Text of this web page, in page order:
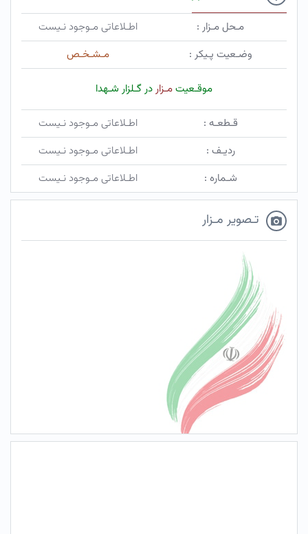
مـحل مـزار :
اطـلاعاتی مـوجود نـیست
وضـعیت پـیکر :
مـشـخـص
موقـعیتمـزاردر گـلزار شـهدا
قـطعـه :
اطـلاعاتی مـوجود نـیست
ردیـف :
اطـلاعاتی مـوجود نـیست
شـماره :
اطـلاعاتی مـوجود نـیست
تـصویر مـزار